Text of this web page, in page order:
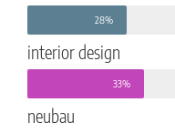
28%
interior design
33%
neubau